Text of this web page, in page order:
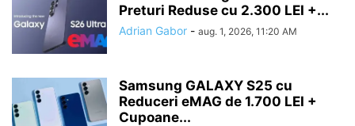
Preturi Reduse cu 2.300 LEI +...
Adrian Gabor - aug. 1, 2026, 11:20 AM
Samsung GALAXY S25 cu
Reduceri eMAG de 1.700 LEI +
Cupoane...